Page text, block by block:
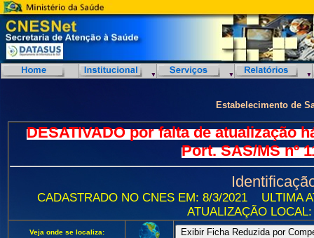
Estabelecimento de
DESATIVADO por falta de atualização
Port. SAS/MS nº
CADASTRADO NO CNES EM: 8/3/2021
ULTIMA
ATUALIZAÇÃO
Veja onde se localiza: